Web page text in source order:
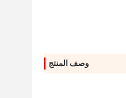
وصف المنتج